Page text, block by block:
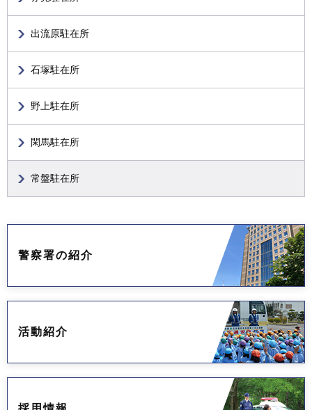
出流原駐在所
石塚駐在所
野上駐在所
閑馬駐在所
常盤駐在所
警察署の紹介
活動紹介